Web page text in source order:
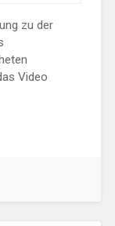
zu der
Video